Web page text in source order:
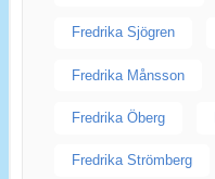
Fredrika Sjögren
Fredrika Månsson
Fredrika Öberg
Fredrika Strömberg